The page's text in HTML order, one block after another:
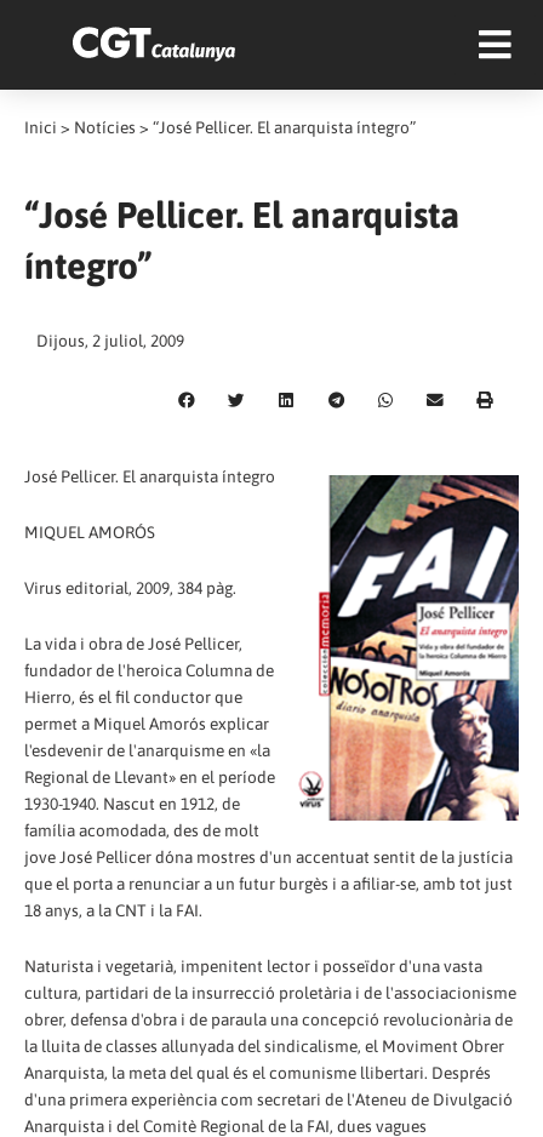
Inici > Notícies > “José Pellicer. El anarquista íntegro”
“José Pellicer. El anarquista
íntegro”
Dijous, 2 juliol, 2009
José Pellicer. El anarquista íntegro
MIQUEL AMORÓS
Virus editorial, 2009, 384 pàg.
La vida i obra de José Pellicer,
fundador de l'heroica Columna de
Hierro, és el fil conductor que
permet a Miquel Amorós explicar
l'esdevenir de l'anarquisme en «la
Regional de Llevant» en el període
1930-1940. Nascut en 1912, de
família acomodada, des de molt
jove José Pellicer dóna mostres d'un accentuat sentit de la justícia
que el porta a renunciar a un futur burgès i a afiliar-se, amb tot just
18 anys, a la CNT i la FAI.
Naturista i vegetarià, impenitent lector i posseïdor d'una vasta
cultura, partidari de la insurrecció proletària i de l'associacionisme
obrer, defensa d'obra i de paraula una concepció revolucionària de
la lluita de classes allunyada del sindicalisme, el Moviment Obrer
Anarquista, la meta del qual és el comunisme llibertari. Després
d'una primera experiència com secretari de l'Ateneu de Divulgació
Anarquista i del Comitè Regional de la FAI, dues vagues